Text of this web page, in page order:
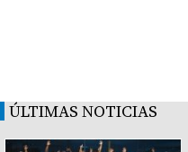
ÚLTIMAS NOTICIAS